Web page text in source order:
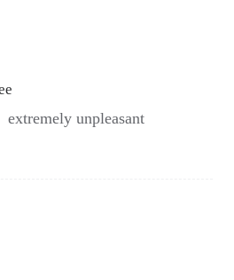
extremely unpleasant